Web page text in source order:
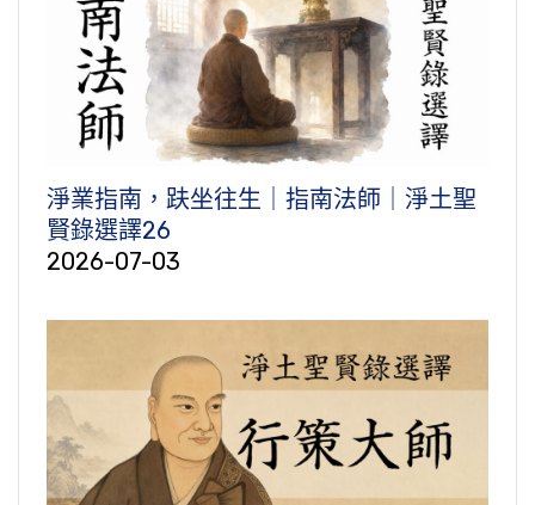
淨業指南，趺坐往生｜指南法師｜淨土聖
賢錄選譯26
2026-07-03